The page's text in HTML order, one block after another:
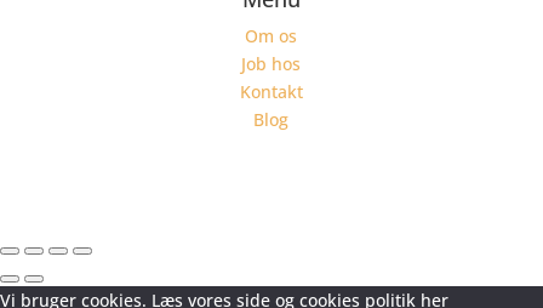
Om os
Job hos
Kontakt
Blog
Vi bruger cookies. Læs vores side og cookies politik her